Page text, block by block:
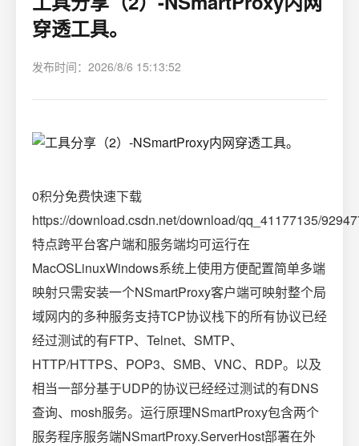
穿透工具。
发布时间：2026/8/6 15:13:52
0积分免费快速下载
https://download.csdn.net/download/qq_41177135/
特点跨平台客户端和服务端均可运行在
MacOSLinuxWindows系统上使用方便配置简单多端
映射只需安装一个NSmartProxy客户端可映射整个局
域网内的多种服务支持TCP协议栈下的所有协议已经
经过测试的有FTP、Telnet、SMTP、
HTTP/HTTPS、POP3、SMB、VNC、RDP。以及
相当一部分基于UDP的协议已经经过测试的有DNS
查询、mosh服务。运行原理NSmartProxy包含两个
服务程序服务端NSmartProxy.ServerHost部署在外